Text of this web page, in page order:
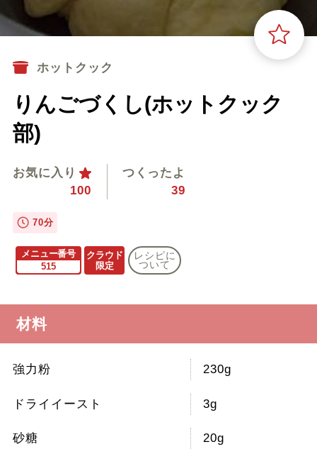
ホットクック
りんごづくし(ホットクック
部)
お気に入り
100
つくったよ
39
70分
メニュー番号
515
クラウド
限定
レシピに
ついて
材料
強力粉 230g
ドライイースト 3g
砂糖 20g